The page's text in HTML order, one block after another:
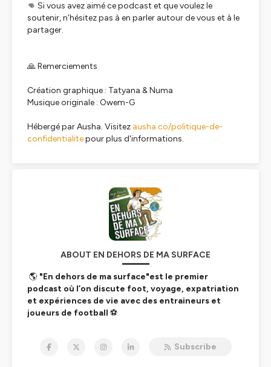
👊 Si vous avez aimé ce podcast et que voulez le
soutenir, n’hésitez pas à en parler autour de vous et à le
partager.
🙏 Remerciements
Création graphique : Tatyana & Numa
Musique originale : Owem-G
Hébergé par Ausha. Visitez ausha.co/politique-de-
confidentialitepour plus d'informations.
ABOUT EN DEHORS DE MA SURFACE
🌎 "En dehors de ma surface"est le premier
podcast où l’on discute foot, voyage, expatriation
et expériences de vie avec des entraineurs et
joueurs de football ⚽
métier à l’autre bout du monde, parfois dans des pays
Subscribe